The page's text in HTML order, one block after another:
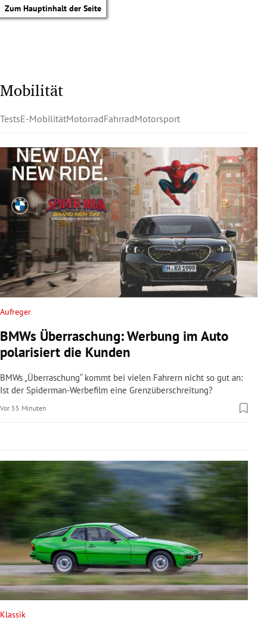
Zum Hauptinhalt der Seite
Untermenü
Untermenü
Untermenü
Untermenü
Untermenü
Untermenü
Untermenü
Mobilität
TestsE-MobilitätMotorradFahrradMotorsport
Aufreger
BMWs Überraschung: Werbung im Auto
polarisiert die Kunden
BMWs „Überraschung“ kommt bei vielen Fahrern nicht so gut an:
Ist der Spiderman-Werbefilm eine Grenzüberschreitung?
Vor 55 Minuten
Klassik